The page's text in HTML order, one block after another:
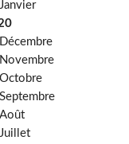
Janvier
Décembre
Novembre
Octobre
Septembre
Août
Juillet